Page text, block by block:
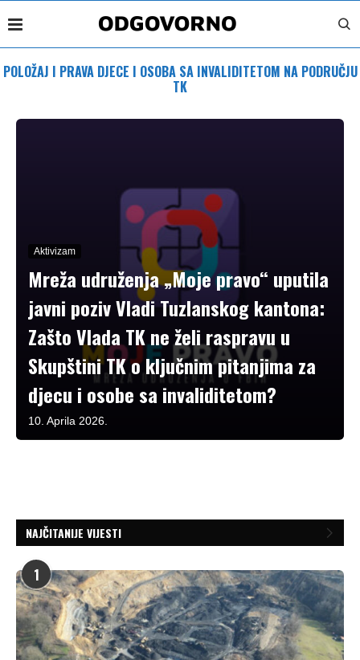
POLOŽAJ I PRAVA DJECE I OSOBA SA INVALIDITETOM NA PODRUČJU
TK
Aktivizam
Mreža udruženja „Moje pravo“ uputila
javni poziv Vladi Tuzlanskog kantona:
Zašto Vlada TK ne želi raspravu u
Skupštini TK o ključnim pitanjima za
djecu i osobe sa invaliditetom?
10. Aprila 2026.
NAJČITANIJE VIJESTI
1